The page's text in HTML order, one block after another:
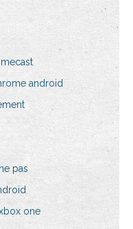
android
pas
one